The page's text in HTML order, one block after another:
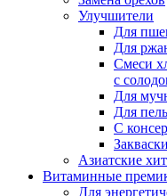
Улучшители
Для
Для
Смеси
с
Для
Для
С
Азиатские
Витаминные
Для